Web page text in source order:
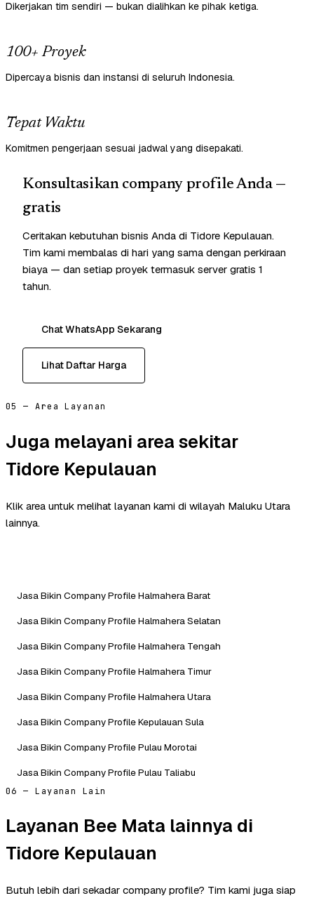
Dikerjakan tim sendiri — bukan dialihkan ke pihak ketiga.
100+ Proyek
Dipercaya bisnis dan instansi di seluruh Indonesia.
Tepat Waktu
Komitmen pengerjaan sesuai jadwal yang disepakati.
Konsultasikan company profile Anda —
gratis
Ceritakan kebutuhan bisnis Anda di Tidore Kepulauan.
Tim kami membalas di hari yang sama dengan perkiraan
biaya — dan setiap proyek termasuk server gratis 1
tahun.
Chat WhatsApp Sekarang
Lihat Daftar Harga
05 — Area Layanan
Juga melayani area sekitar
Tidore Kepulauan
Klik area untuk melihat layanan kami di wilayah Maluku Utara
lainnya.
Jasa Bikin Company Profile Halmahera Barat
Jasa Bikin Company Profile Halmahera Selatan
Jasa Bikin Company Profile Halmahera Tengah
Jasa Bikin Company Profile Halmahera Timur
Jasa Bikin Company Profile Halmahera Utara
Jasa Bikin Company Profile Kepulauan Sula
Jasa Bikin Company Profile Pulau Morotai
Jasa Bikin Company Profile Pulau Taliabu
06 — Layanan Lain
Layanan Bee Mata lainnya di
Tidore Kepulauan
Butuh lebih dari sekadar company profile? Tim kami juga siap